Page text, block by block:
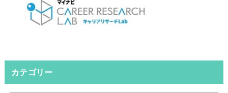
カテゴリー